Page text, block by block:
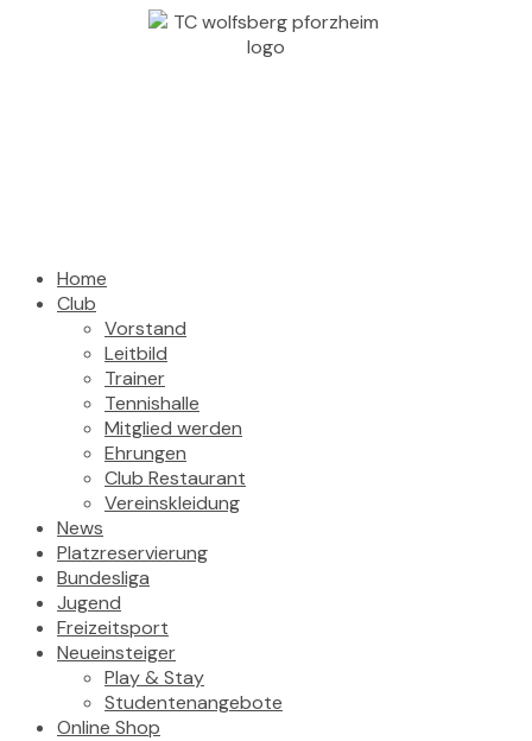
Home
Club
Vorstand
Leitbild
Trainer
Tennishalle
Mitglied werden
Ehrungen
Club Restaurant
Vereinskleidung
News
Platzreservierung
Bundesliga
Jugend
Freizeitsport
Neueinsteiger
Play & Stay
Studentenangebote
Online Shop